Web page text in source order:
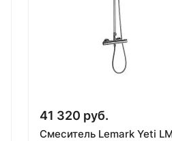
41 320 руб.
Смеситель Lemark Yeti